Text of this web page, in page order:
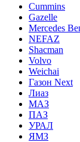
Cummins
Gazelle
Mercedes
NEFAZ
Shacman
Volvo
Weichai
Газон Next
Лиаз
МАЗ
ПАЗ
УРАЛ
ЯМЗ